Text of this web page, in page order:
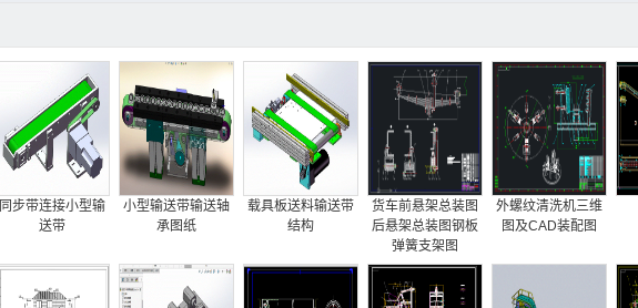
同步带连接小型输
送带
小型输送带输送轴
承图纸
载具板送料输送带
结构
货车前悬架总装图
后悬架总装图钢板
弹簧支架图
外螺纹清洗机三维
图及CAD装配图